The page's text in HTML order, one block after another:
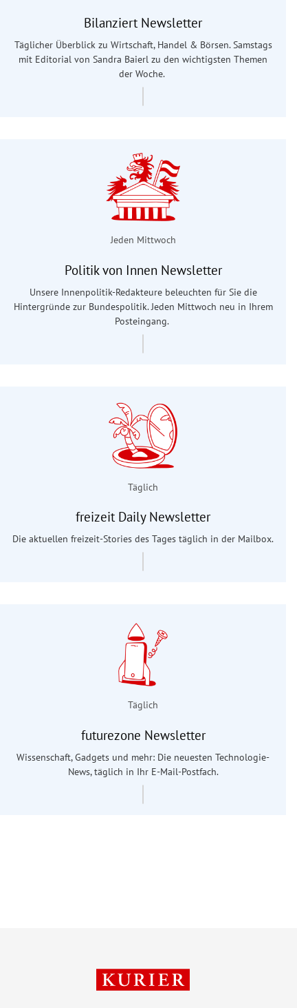
Bilanziert Newsletter
Täglicher Überblick zu Wirtschaft, Handel & Börsen. Samstags
mit Editorial von Sandra Baierl zu den wichtigsten Themen
der Woche.
Jeden Mittwoch
Politik von Innen Newsletter
Unsere Innenpolitik-Redakteure beleuchten für Sie die
Hintergründe zur Bundespolitik. Jeden Mittwoch neu in Ihrem
Posteingang.
Täglich
freizeit Daily Newsletter
Die aktuellen freizeit-Stories des Tages täglich in der Mailbox.
Täglich
futurezone Newsletter
Wissenschaft, Gadgets und mehr: Die neuesten Technologie-
News, täglich in Ihr E-Mail-Postfach.